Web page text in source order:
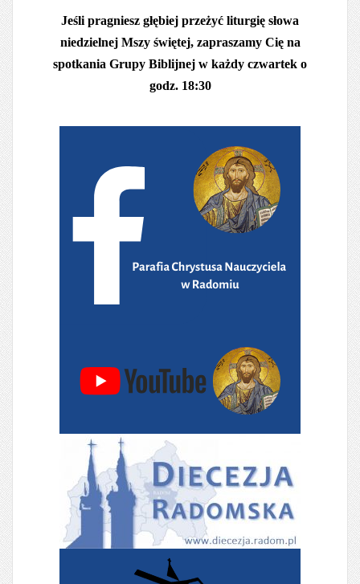
Jeśli pragniesz głębiej przeżyć liturgię słowa
niedzielnej Mszy świętej, zapraszamy Cię na
spotkania Grupy Biblijnej w każdy czwartek o
godz. 18:30